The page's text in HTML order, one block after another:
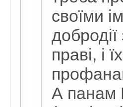
своїми
праві, і
А панам